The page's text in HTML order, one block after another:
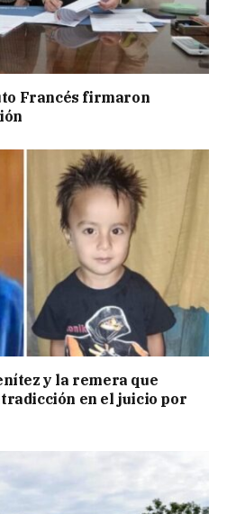
Francés firmaron
y la remera que
en el juicio por